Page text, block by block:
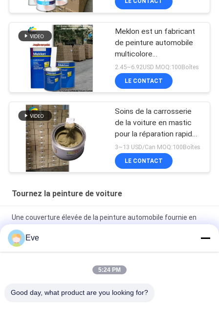
Meklon est un fabricant
de peinture automobile
multicolore
personnalisable
2.45~6.92USD MOQ:100Boîtes
LE CONTACT
Soins de la carrosserie
de la voiture en mastic
pour la réparation rapide
des inégalités
3~13 USD/Can MOQ:100Boîtes
LE CONTACT
Tournez la peinture de voiture
Une couverture élevée de la peinture automobile fournie en
usine
Peinture automobile pré-mélangée Peinture acrylique pour
Inoffensif
Eve
5:24 PM
Good day, what product are you looking for?